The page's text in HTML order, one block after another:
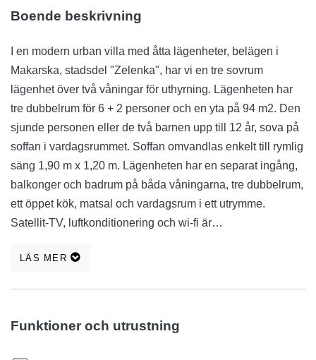
Boende beskrivning
I en modern urban villa med åtta lägenheter, belägen i
Makarska, stadsdel "Zelenka", har vi en tre sovrum
lägenhet över två våningar för uthyrning. Lägenheten har
tre dubbelrum för 6 + 2 personer och en yta på 94 m2. Den
sjunde personen eller de två barnen upp till 12 år, sova på
soffan i vardagsrummet. Soffan omvandlas enkelt till rymlig
säng 1,90 m x 1,20 m. Lägenheten har en separat ingång,
balkonger och badrum på båda våningarna, tre dubbelrum,
ett öppet kök, matsal och vardagsrum i ett utrymme.
Satellit-TV, luftkonditionering och wi-fi är
och ett garage. Dessa bekvämligheter debiteras inte extra,
fots). Halvvägs är genom en tallskog ... Passage för
fotgängare under huvudvägen är tillgänglig.
LÄS MER
Funktioner och utrustning